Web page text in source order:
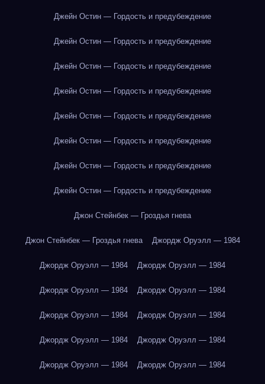
Джейн Остин — Гордость и предубеждение
Джейн Остин — Гордость и предубеждение
Джейн Остин — Гордость и предубеждение
Джейн Остин — Гордость и предубеждение
Джейн Остин — Гордость и предубеждение
Джейн Остин — Гордость и предубеждение
Джейн Остин — Гордость и предубеждение
Джейн Остин — Гордость и предубеждение
Джон Стейнбек — Гроздья гнева
Джон Стейнбек — Гроздья гнева Джордж Оруэлл — 1984
Джордж Оруэлл — 1984 Джордж Оруэлл — 1984
Джордж Оруэлл — 1984 Джордж Оруэлл — 1984
Джордж Оруэлл — 1984 Джордж Оруэлл — 1984
Джордж Оруэлл — 1984 Джордж Оруэлл — 1984
Джордж Оруэлл — 1984 Джордж Оруэлл — 1984